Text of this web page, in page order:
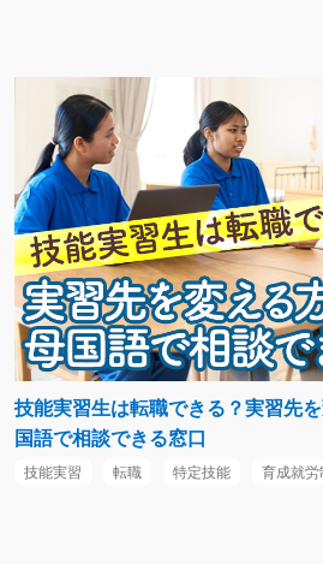
技能実習生は転職できる？実習先
国語で相談できる窓口
技能実習 転職 特定技能 育成就労